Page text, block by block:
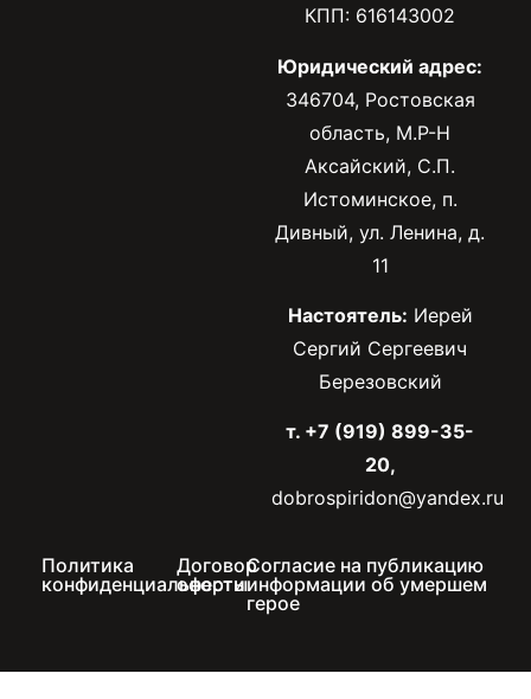
КПП: 616143002
Юридический адрес:
346704, Ростовская
область, М.Р-Н
Аксайский, С.П.
Истоминское, п.
Дивный, ул. Ленина, д.
11
Настоятель: Иерей
Сергий Сергеевич
Березовский
т. +7 (919) 899-35-
20,
dobrospiridon@yandex.ru
Политика
конфиденциальности
Договор
оферты
Согласие на публикацию
информации об умершем
герое